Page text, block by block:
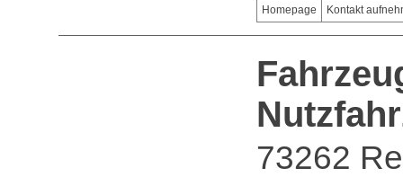
Homepage Kontakt
73262